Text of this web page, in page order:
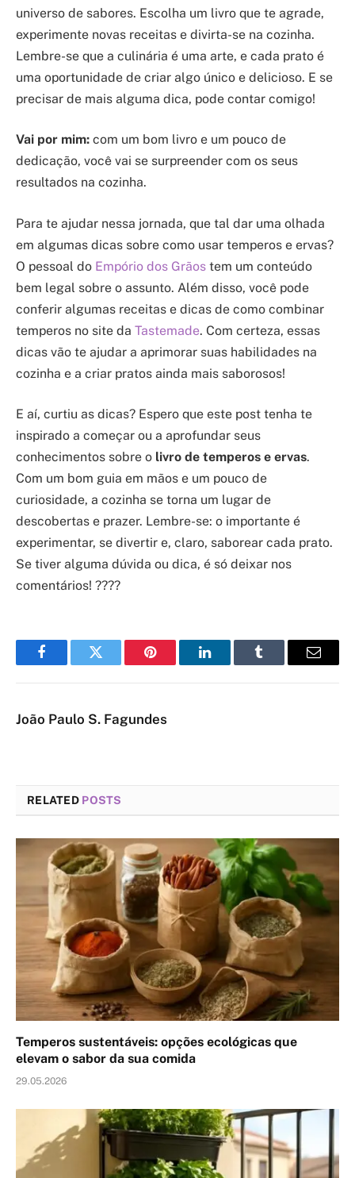
universo de sabores. Escolha um livro que te agrade,
experimente novas receitas e divirta-se na cozinha.
Lembre-se que a culinária é uma arte, e cada prato é
uma oportunidade de criar algo único e delicioso. E se
precisar de mais alguma dica, pode contar comigo!
Vai por mim: com um bom livro e um pouco de
dedicação, você vai se surpreender com os seus
resultados na cozinha.
Para te ajudar nessa jornada, que tal dar uma olhada
em algumas dicas sobre como usar temperos e ervas?
O pessoal do Empório dos Grãos tem um conteúdo
bem legal sobre o assunto. Além disso, você pode
conferir algumas receitas e dicas de como combinar
temperos no site da Tastemade. Com certeza, essas
dicas vão te ajudar a aprimorar suas habilidades na
cozinha e a criar pratos ainda mais saborosos!
E aí, curtiu as dicas? Espero que este post tenha te
inspirado a começar ou a aprofundar seus
conhecimentos sobre o livro de temperos e ervas.
Com um bom guia em mãos e um pouco de
curiosidade, a cozinha se torna um lugar de
descobertas e prazer. Lembre-se: o importante é
experimentar, se divertir e, claro, saborear cada prato.
Se tiver alguma dúvida ou dica, é só deixar nos
comentários! ????
FacebookTwitter Pinterest LinkedInTumblr Email
João Paulo S. Fagundes
RELATED POSTS
Temperos sustentáveis: opções ecológicas que
elevam o sabor da sua comida
29.05.2026